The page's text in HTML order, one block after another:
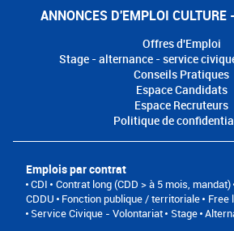
ANNONCES D'EMPLOI
Offres d'Emploi
Stage - alternance - service
Conseils Pratiques
Espace Candidats
Espace Recruteurs
Politique de
Emplois par contrat
CDI Contrat long (CDD > à 5 mois, mandat)
CDDU
Fonction publique / territoriale
Free
Service Civique - Volontariat
Stage